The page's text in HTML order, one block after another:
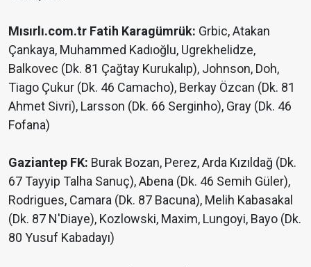
Mısırlı.com.tr Fatih Karagümrük: Grbic, Atakan
Çankaya, Muhammed Kadıoğlu, Ugrekhelidze,
Balkovec (Dk. 81 Çağtay Kurukalıp), Johnson, Doh,
Tiago Çukur (Dk. 46 Camacho), Berkay Özcan (Dk. 81
Ahmet Sivri), Larsson (Dk. 66 Serginho), Gray (Dk. 46
Fofana)
Gaziantep FK: Burak Bozan, Perez, Arda Kızıldağ (Dk.
67 Tayyip Talha Sanuç), Abena (Dk. 46 Semih Güler),
Rodrigues, Camara (Dk. 87 Bacuna), Melih Kabasakal
(Dk. 87 N'Diaye), Kozlowski, Maxim, Lungoyi, Bayo (Dk.
80 Yusuf Kabadayı)